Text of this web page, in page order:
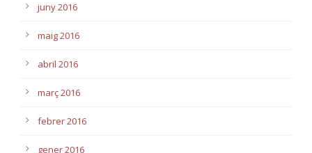
juny 2016
maig 2016
abril 2016
març 2016
febrer 2016
gener 2016